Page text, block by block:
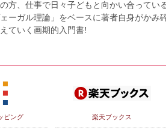
方、仕事で日々子どもと向かい合ってい
ーガル理論」をベースに著者自身がかみ
ていく画期的入門書!
ピング 楽天ブックス